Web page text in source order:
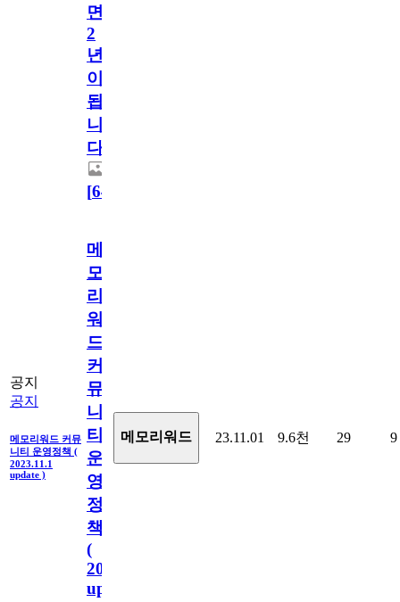
면
2
년
이
됩
니
다.
[64
공지
공지
메모리워드 커뮤
니티 운영정책 (
2023.11.1
update )
메
모
리
워
드
커
뮤
니
티
운
영
정
책
(
2023.11.1
update
메모리워드 23.11.01 9.6천 29 9